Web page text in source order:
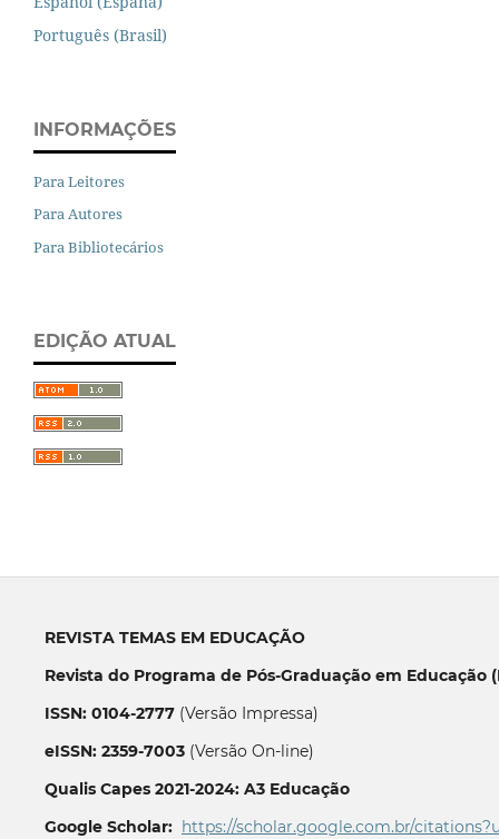
Português (Brasil)
INFORMAÇÕES
Para Leitores
Para Autores
Para Bibliotecários
EDIÇÃO ATUAL
REVISTA TEMAS EM EDUCAÇÃO
Revista do Programa de Pós-Graduação em Educação
ISSN: 0104-2777(Versão Impressa)
eISSN: 2359-7003(Versão On-line)
Qualis Capes 2021-2024: A3 Educação
Google Scholar: https://scholar.google.com.br/